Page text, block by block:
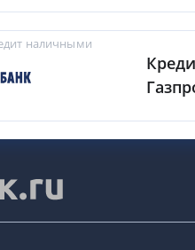
наличными